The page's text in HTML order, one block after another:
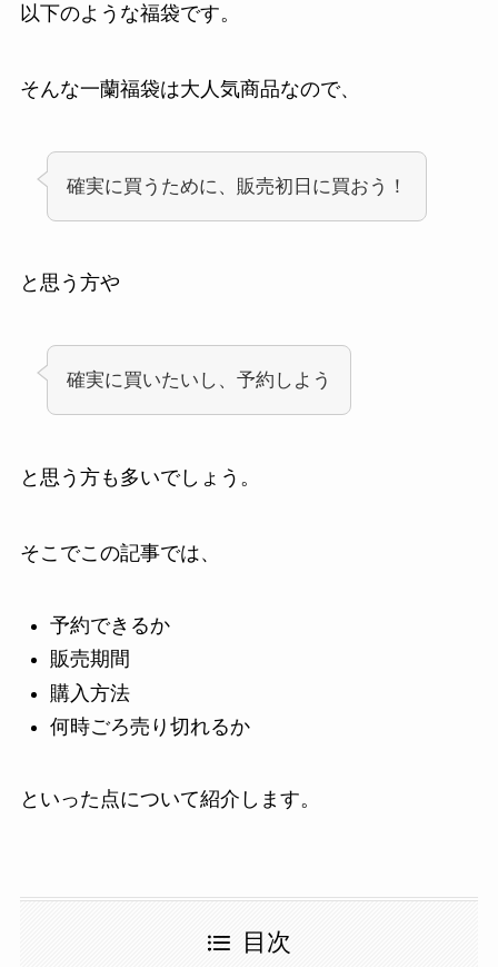
以下のような福袋です。
そんな一蘭福袋は大人気商品なので、
確実に買うために、販売初日に買おう！
と思う方や
確実に買いたいし、予約しよう
と思う方も多いでしょう。
そこでこの記事では、
予約できるか
販売期間
購入方法
何時ごろ売り切れるか
といった点について紹介します。
目次